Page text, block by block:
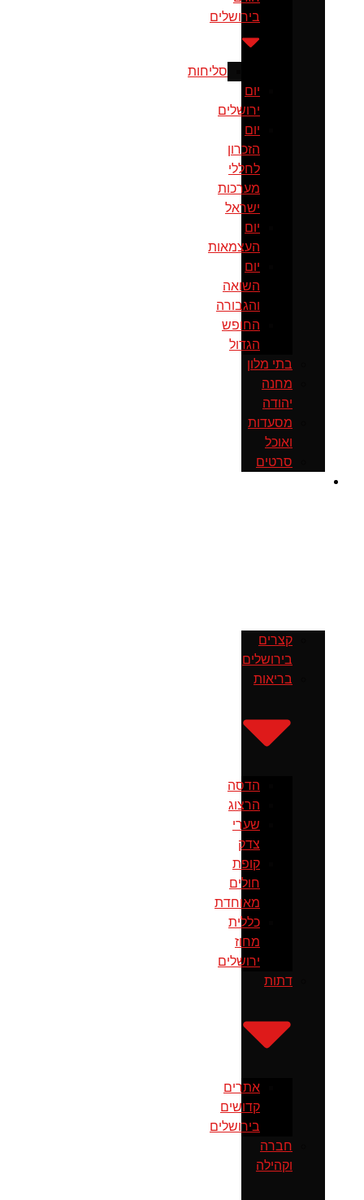
בירושלים
סליחות
יום
ירושלים
יום
הזכרון
לחללי
מערכות
ישראל
יום
העצמאות
יום
השואה
והגבורה
החופש
הגדול
בתי מלון
מחנה
יהודה
מסעדות
ואוכל
סרטים
קצרים
בירושלים
בריאות
הדסה
הרצוג
שערי
צדק
קופת
חולים
מאוחדת
כללית
מחוז
ירושלים
דתות
אתרים
קדושים
בירושלים
חברה
וקהילה